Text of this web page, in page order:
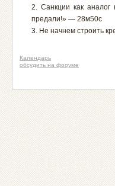
2. Санкции как аналог
предали!» — 28м50с
3. Не начнем строить
Календарь
обсудить на форуме